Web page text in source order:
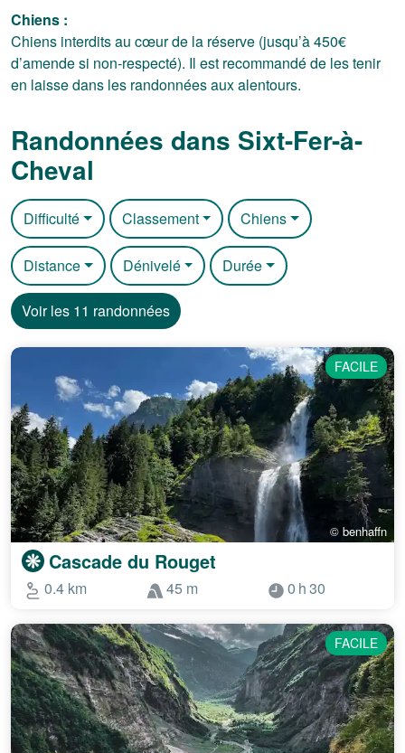
Chiens :
Chiens interdits au cœur de la réserve (jusqu’à 450€
d’amende si non-respecté). Il est recommandé de les tenir
en laisse dans les randonnées aux alentours.
Randonnées dans Sixt-Fer-à-
Cheval
Difficulté Classement Chiens
Distance Dénivelé Durée
Voir les 11 randonnées
FACILE
© benhaffn
Cascade du Rouget
0.4 km 45 m 0 h 30
FACILE